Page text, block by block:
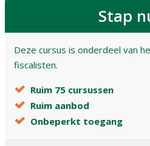
Stap
Deze cursus is onderdeel van
fiscalisten.
Ruim 75 cursussen
Ruim aanbod
Onbeperkt toegang